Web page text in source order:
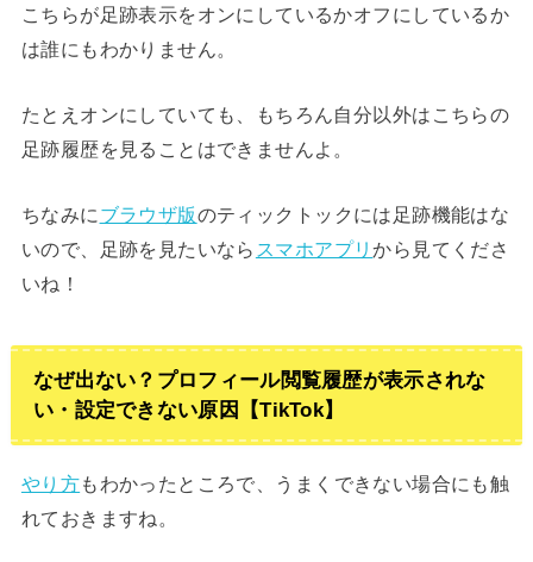
こちらが足跡表示をオンにしているかオフにしているか
は誰にもわかりません。
たとえオンにしていても、もちろん自分以外はこちらの
足跡履歴を見ることはできませんよ。
ちなみに ブラウザ版のティックトックには足跡機能はな
いので、足跡を見たいなら スマホアプリから見てくださ
いね！
なぜ出ない？プロフィール閲覧履歴が表示されな
い・設定できない原因【TikTok】
やり方もわかったところで、うまくできない場合にも触
れておきますね。